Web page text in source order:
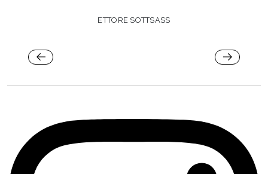
ETTORE SOTTSASS